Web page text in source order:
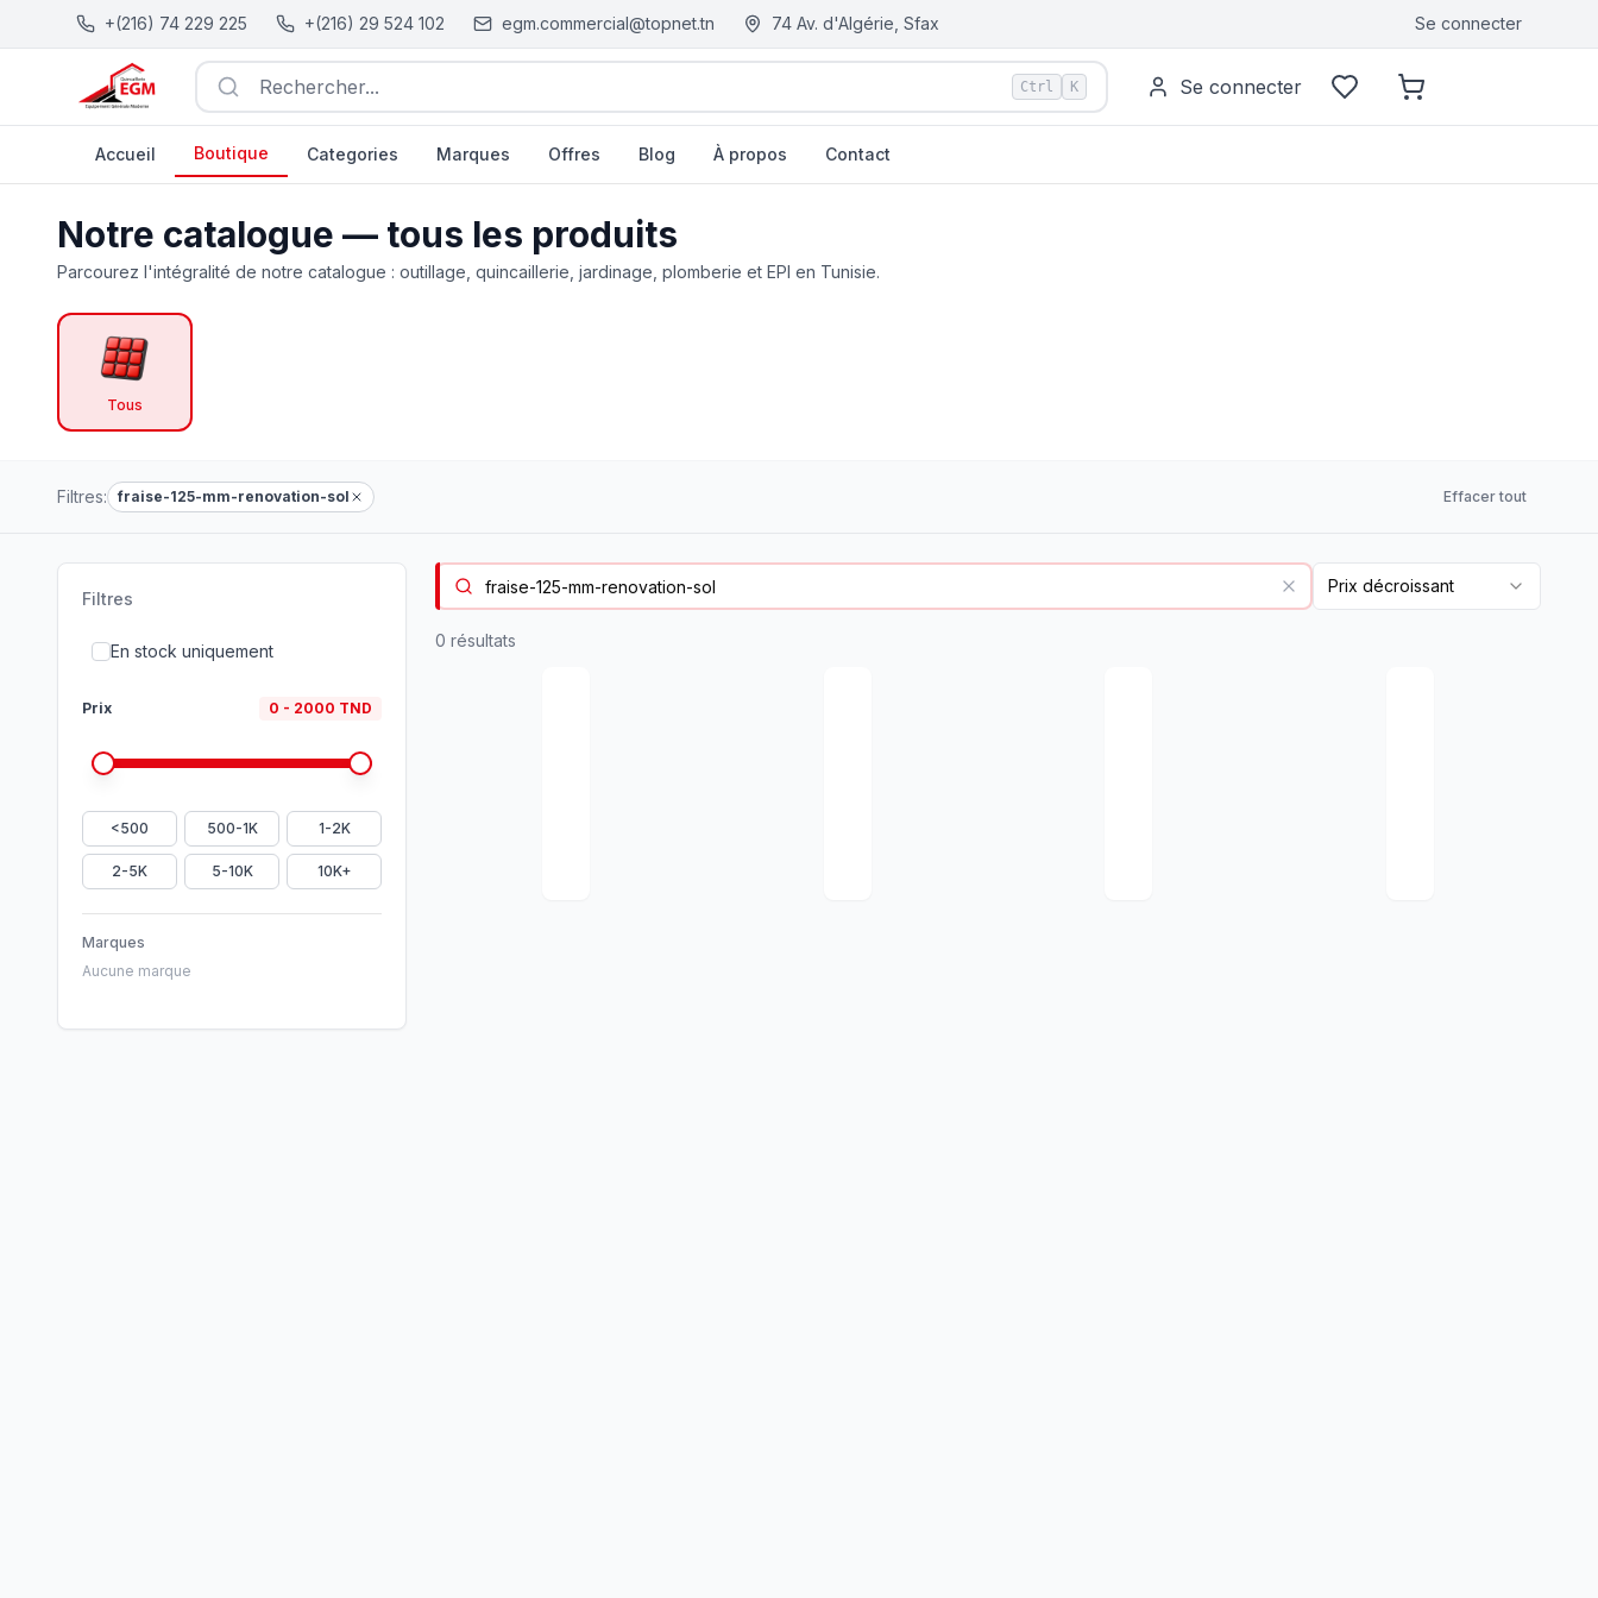
+(216) 74 229 225 +(216) 29 524 102 egm.commercial@topnet.tn 74 Av. d'Algérie, Sfax Se connecter
Rechercher... Ctrl K Se connecter
Accueil Boutique Categories Marques Offres Blog À propos Contact
Notre catalogue — tous les produits
Parcourez l'intégralité de notre catalogue : outillage, quincaillerie, jardinage, plomberie et EPI en Tunisie.
Tous
Filtres: fraise-125-mm-renovation-sol Effacer tout
Filtres
En stock uniquement
Prix 0 - 2000 TND
<500 500-1K 1-2K
2-5K 5-10K 10K+
Marques
Aucune marque
Prix décroissant
0 résultats